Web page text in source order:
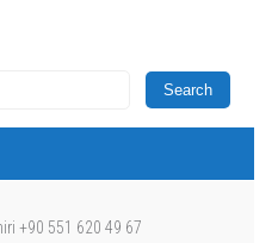
+90 551 620 49 67